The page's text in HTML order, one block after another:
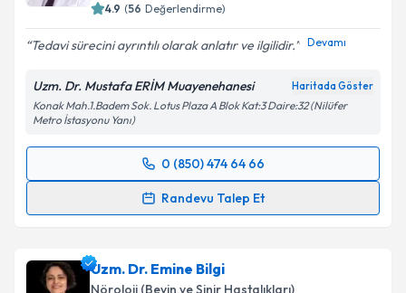
Kişisel verilerimin işlenmesine ilişkin
Metni'ni okudum ve kişisel verilerimin belirtilen
kapsamda işlenmesini kabul ediyorum.
Takvim Talebini Gönder
4.9 (56 Değerlendirme)
Tedavi sürecini ayrıntılı olarak anlatır ve ilgilidir. Devamı
Uzm. Dr. Mustafa ERİM Muayenehanesi Haritada Göster
Konak Mah.1.Badem Sok. Lotus Plaza A Blok Kat:3 Daire:32 (Nilüfer
Metro İstasyonu Yanı)
0 (850) 474 64 66
Randevu Talep Et
Randevu Takvimi Talebi
takvim hazırlandığında e-posta ile bilgilendireceğiz.
Uzm. Dr. Emine Bilgi
Nöroloji (Beyin ve Sinir Hastalıkları)